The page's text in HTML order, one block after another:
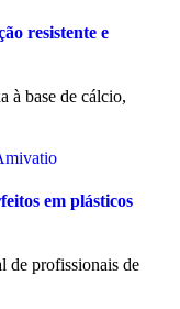
resistente e
à base de cálcio,
em plásticos
de profissionais de